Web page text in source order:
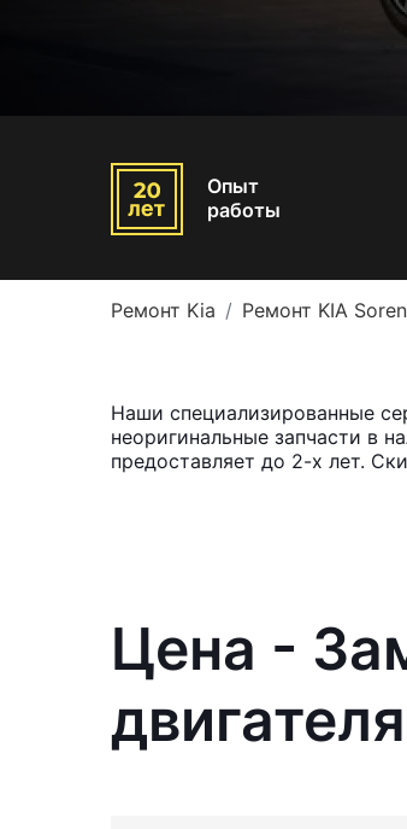
Опыт
работы
Ремонт Kia Ремонт KIA
Наши специализированные
неоригинальные запчасти в
предоставляет до 2-х лет.
Цена -